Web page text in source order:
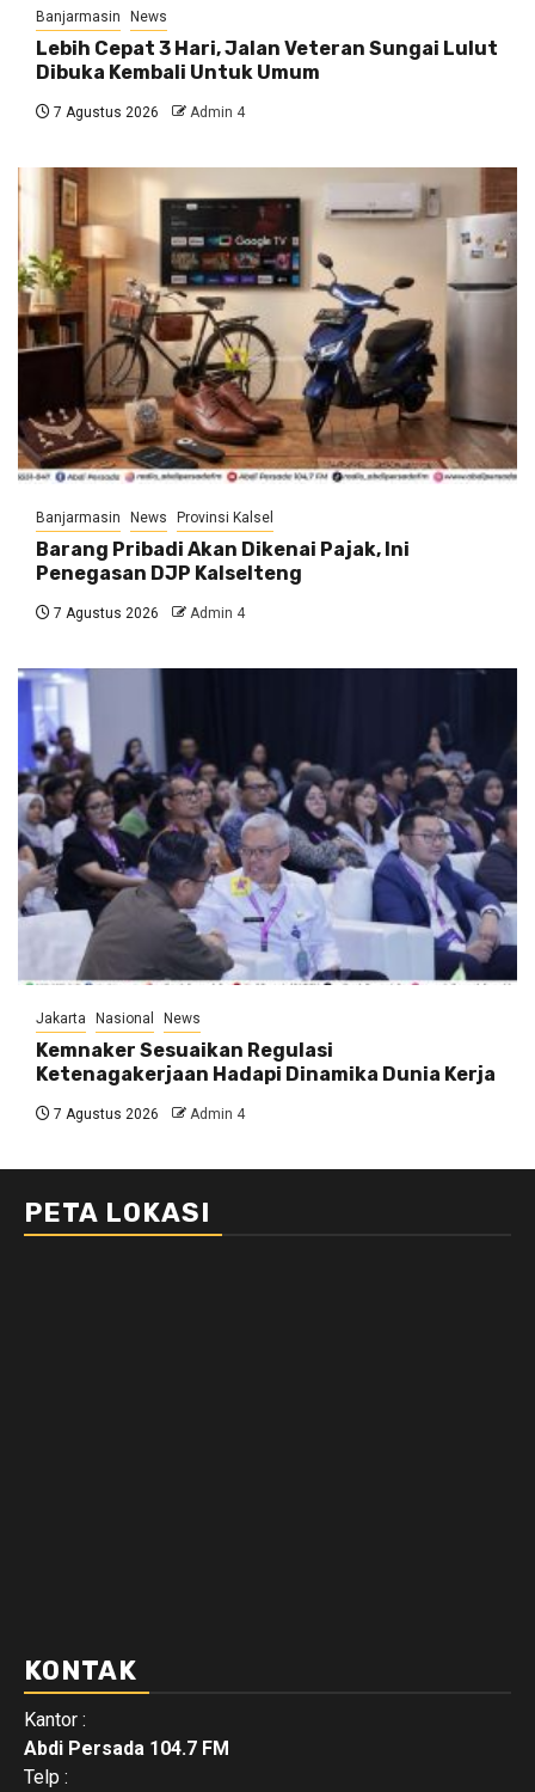
Banjarmasin News
Lebih Cepat 3 Hari, Jalan Veteran Sungai Lulut
Dibuka Kembali Untuk Umum
7 Agustus 2026 Admin 4
Banjarmasin News Provinsi Kalsel
Barang Pribadi Akan Dikenai Pajak, Ini
Penegasan DJP Kalselteng
7 Agustus 2026 Admin 4
Jakarta Nasional News
Kemnaker Sesuaikan Regulasi
Ketenagakerjaan Hadapi Dinamika Dunia Kerja
7 Agustus 2026 Admin 4
PETA LOKASI
KONTAK
Kantor :
Abdi Persada 104.7 FM
Telp :